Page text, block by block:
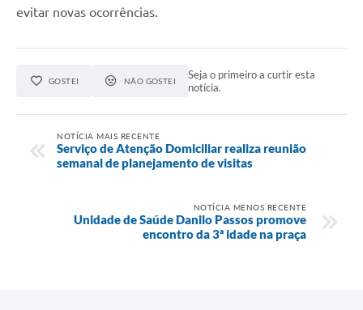
evitar novas ocorrências.
GOSTEI NÃO GOSTEI
Seja o primeiro a curtir esta
notícia.
NOTÍCIA MAIS RECENTE
Serviço de Atenção Domiciliar realiza reunião
semanal de planejamento de visitas
NOTÍCIA MENOS RECENTE
Unidade de Saúde Danilo Passos promove
encontro da 3ª idade na praça